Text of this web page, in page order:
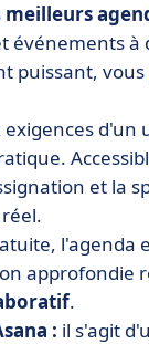
meilleurs
événements à
puissant,
et la
l'agenda
approfondie
.
: il s'agit